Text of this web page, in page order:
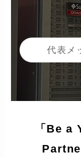
代表メ
「Be